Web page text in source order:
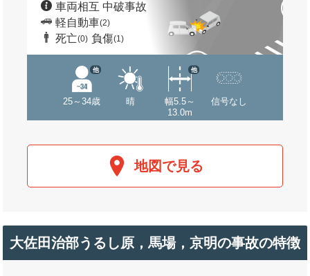
車両相互 中破事故
軽自動車(2)
死亡(0) 負傷(1)
25～34歳
他
晴
幅5.5～
13.0m
他
信号なし
地図で見る
大佐田治部うるし原，馬場，京明の事故の特徴